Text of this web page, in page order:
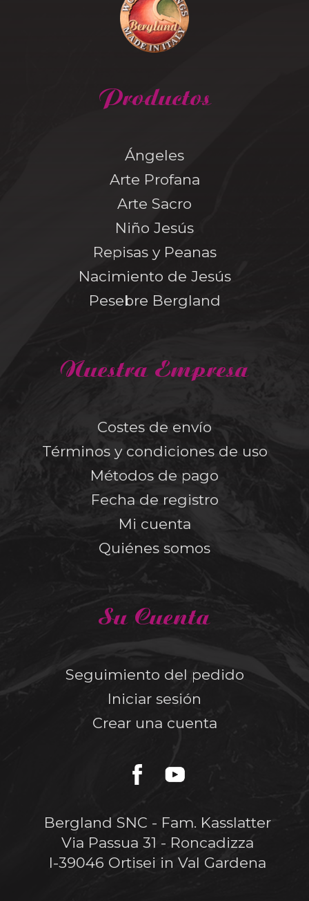
Productos
Ángeles
Arte Profana
Arte Sacro
Niño Jesús
Repisas y Peanas
Nacimiento de Jesús
Pesebre Bergland
Nuestra Empresa
Costes de envío
Términos y condiciones de uso
Métodos de pago
Fecha de registro
Mi cuenta
Quiénes somos
Su Cuenta
Seguimiento del pedido
Iniciar sesión
Crear una cuenta
Bergland SNC - Fam. Kasslatter
Via Passua 31 - Roncadizza
I-39046 Ortisei in Val Gardena